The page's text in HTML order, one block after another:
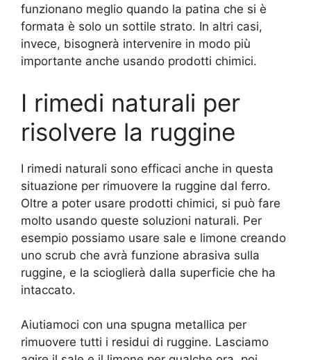
funzionano meglio quando la patina che si è
formata è solo un sottile strato. In altri casi,
invece, bisognerà intervenire in modo più
importante anche usando prodotti chimici.
I rimedi naturali per
risolvere la ruggine
I rimedi naturali sono efficaci anche in questa
situazione per rimuovere la ruggine dal ferro.
Oltre a poter usare prodotti chimici, si può fare
molto usando queste soluzioni naturali. Per
esempio possiamo usare sale e limone creando
uno scrub che avrà funzione abrasiva sulla
ruggine, e la scioglierà dalla superficie che ha
intaccato.
Aiutiamoci con una spugna metallica per
rimuovere tutti i residui di ruggine. Lasciamo